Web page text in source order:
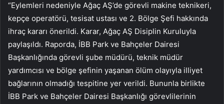
“Eylemleri nedeniyle Ağaç AŞ’de görevli makine teknikeri,
kepçe operatörü, tesisat ustası ve 2. Bölge Şefi hakkında
ihraç kararı önerildi. Karar, Ağaç AŞ Disiplin Kuruluyla
paylaşıldı. Raporda, İBB Park ve Bahçeler Dairesi
Başkanlığında görevli şube müdürü, teknik müdür
yardımcısı ve bölge şefinin yaşanan ölüm olayıyla illiyet
bağlarının olmadığı tespitine yer verildi. Bununla birlikte
İBB Park ve Bahçeler Dairesi Başkanlığı görevlilerinin